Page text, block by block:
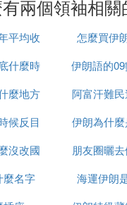
伊立法機構，負責起
方可實施，與外國簽
經議會批准。議會還
尼和最高領導人
個是國家的奠基人，
兩個領袖相關
平均收
怎麼買伊
什麼時
伊朗語的
麼地方
阿富汗難
麼
候反目
伊朗為什
沒改國
朋友圈曬
麼名字
海運伊朗